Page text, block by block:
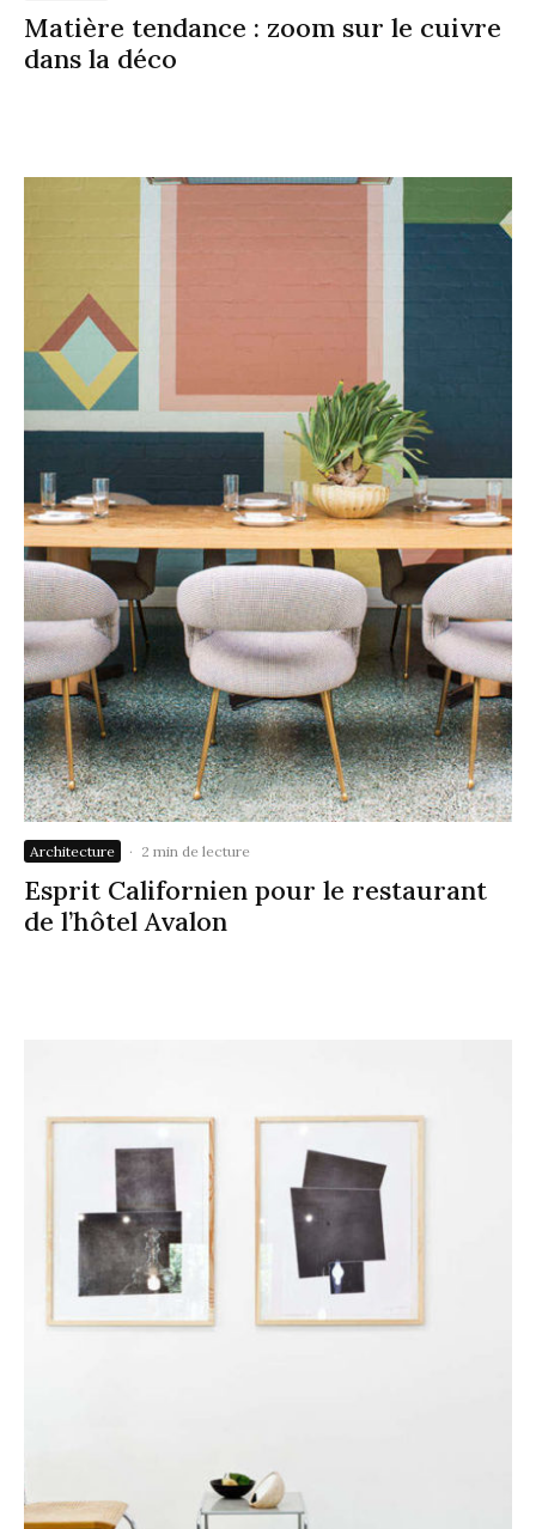
Matière tendance : zoom sur le cuivre
dans la déco
Architecture · 2 min de lecture
Esprit Californien pour le restaurant
de l’hôtel Avalon